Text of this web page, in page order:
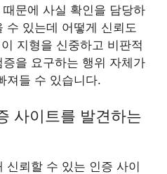
문에 사실 확인을 담당하
수 있는데 어떻게 신뢰도
지형을 신중하고 비판적
을 요구하는 행위 자체가
져들 수 있습니다.
사이트를 발견하는
신뢰할 수 있는 인증 사이